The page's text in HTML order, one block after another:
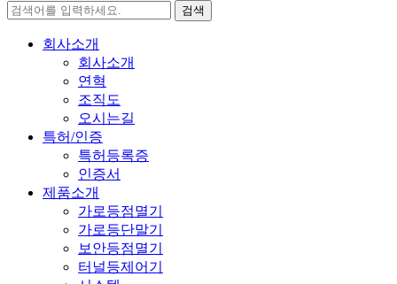
검색
회사소개
회사소개
연혁
조직도
오시는길
특허/인증
특허등록증
인증서
제품소개
가로등점멸기
가로등단말기
보안등점멸기
터널등제어기